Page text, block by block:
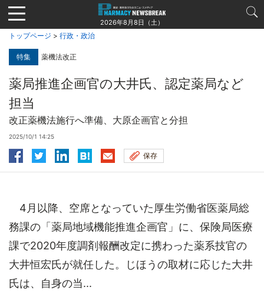
Jump
to
navigation
2026年8月8日（土）
トップページ > 行政・政治
特集 薬機法改正
薬局推進企画官の大井氏、認定薬局など
担当
改正薬機法施行へ準備、大原企画官と分担
2025/10/1 14:25
保存
4月以降、空席となっていた厚生労働省医薬局総
務課の「薬局地域機能推進企画官」に、保険局医療
課で2020年度調剤報酬改定に携わった薬系技官の
大井恒宏氏が就任した。じほうの取材に応じた大井
氏は、自身の当...